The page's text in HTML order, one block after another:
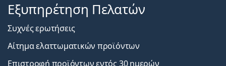
Εξυπηρέτηση Πελατών
Συχνές ερωτήσεις
Αίτημα ελαττωματικών προϊόντων
Επιστροφή προϊόντων εντός 30 ημερών